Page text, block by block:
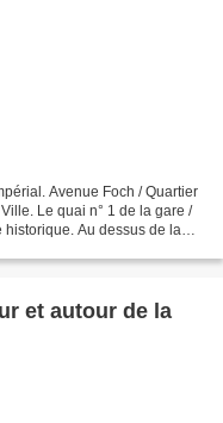
Avenue Foch / Quartier
Le quai n° 1 de la gare /
historique. Au dessus de la
et autour de la